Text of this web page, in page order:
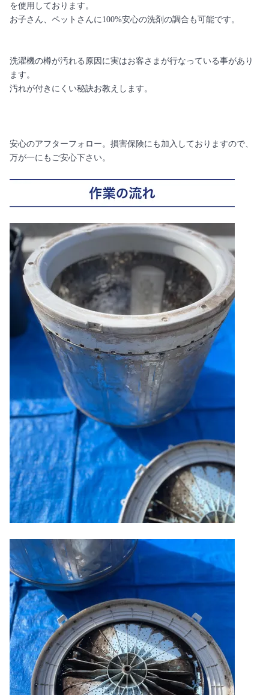
を使用しております。
お子さん、ペットさんに100%安心の洗剤の調合も可能です。
洗濯機の樽が汚れる原因に実はお客さまが行なっている事があり
ます。
汚れが付きにくい秘訣お教えします。
安心のアフターフォロー。損害保険にも加入しておりますので、
万が一にもご安心下さい。